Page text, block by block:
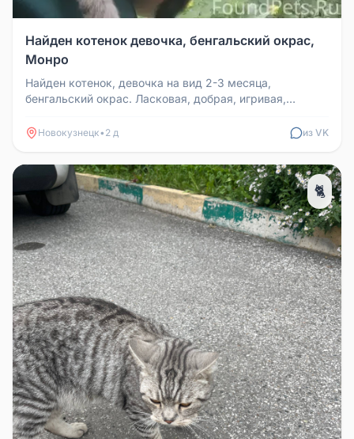
Найден котенок девочка, бенгальский окрас,
Монро
Найден котенок, девочка на вид 2-3 месяца,
бенгальский окрас. Ласковая, добрая, игривая,
Новокузнецк• 2 д из VK
🐈